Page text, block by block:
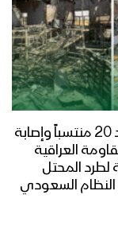
الحشد الشعبي في العراق يعلن استشهاد 20 منتسباً وإصابة
العراقية
لطرد المحتل
النظام السعودي